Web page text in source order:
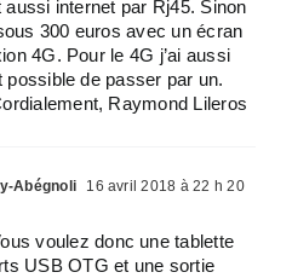
aussi internet par Rj45. Sinon
300 euros avec un écran
4G. Pour le 4G j’ai aussi
possible de passer par un.
Raymond Lileros
Abégnoli
16 avril 2018 à 22 h 20
voulez donc une tablette
USB OTG et une sortie